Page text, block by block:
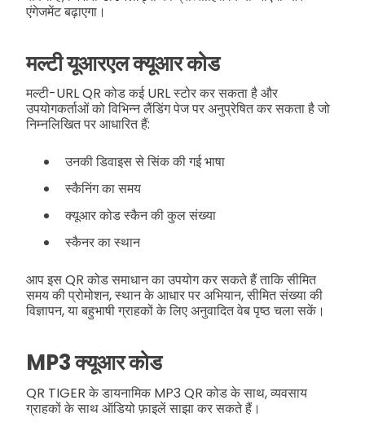
एंगेजमेंट बढ़ाएगा।
मल्टी यूआरएल क्यूआर कोड
मल्टी-URL QR कोड कई URL स्टोर कर सकता है और
उपयोगकर्ताओं को विभिन्न लैंडिंग पेज पर अनुप्रेषित कर सकता है जो
निम्नलिखित पर आधारित हैं:
उनकी डिवाइस से सिंक की गई भाषा
स्कैनिंग का समय
क्यूआर कोड स्कैन की कुल संख्या
स्कैनर का स्थान
आप इस QR कोड समाधान का उपयोग कर सकते हैं ताकि सीमित
समय की प्रोमोशन, स्थान के आधार पर अभियान, सीमित संख्या की
विज्ञापन, या बहुभाषी ग्राहकों के लिए अनुवादित वेब पृष्ठ चला सकें।
MP3 क्यूआर कोड
QR TIGER के डायनामिक MP3 QR कोड के साथ, व्यवसाय
ग्राहकों के साथ ऑडियो फ़ाइलें साझा कर सकते हैं।